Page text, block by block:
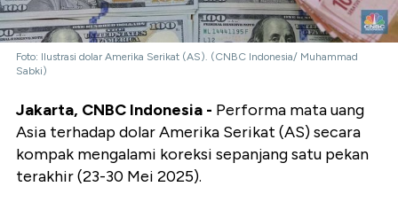
Foto: Ilustrasi dolar Amerika Serikat (AS). (CNBC Indonesia/ Muhammad
Sabki)
Jakarta, CNBC Indonesia - Performa mata uang
Asia terhadap dolar Amerika Serikat (AS) secara
kompak mengalami koreksi sepanjang satu pekan
terakhir (23-30 Mei 2025).